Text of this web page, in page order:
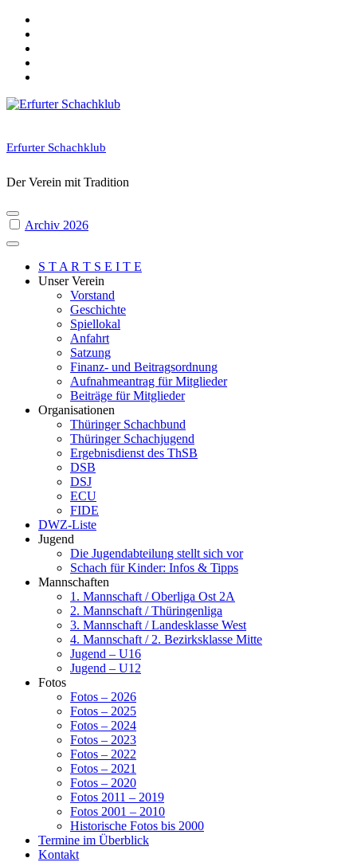
Skip
content
Erfurter Schachklub
Der Verein mit Tradition
Archiv 2026
S T A R T S E I T E
Unser Verein
Vorstand
Geschichte
Spiellokal
Anfahrt
Satzung
Finanz- und Beitragsordnung
Aufnahmeantrag für Mitglieder
Beiträge für Mitglieder
Organisationen
Thüringer Schachbund
Thüringer Schachjugend
Ergebnisdienst des ThSB
DSB
DSJ
ECU
FIDE
DWZ-Liste
Jugend
Die Jugendabteilung stellt sich vor
Schach für Kinder: Infos & Tipps
Mannschaften
1. Mannschaft / Oberliga Ost 2A
2. Mannschaft / Thüringenliga
3. Mannschaft / Landesklasse West
4. Mannschaft / 2. Bezirksklasse Mitte
Jugend – U16
Jugend – U12
Fotos
Fotos – 2026
Fotos – 2025
Fotos – 2024
Fotos – 2023
Fotos – 2022
Fotos – 2021
Fotos – 2020
Fotos 2011 – 2019
Fotos 2001 – 2010
Historische Fotos bis 2000
Termine im Überblick
Kontakt